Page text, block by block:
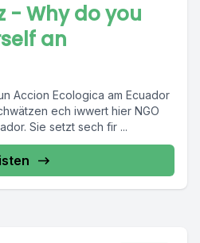
- Why do you
an
Accion Ecologica am Ecuador
ech iwwert hier NGO
Sie setzt sech fir ...